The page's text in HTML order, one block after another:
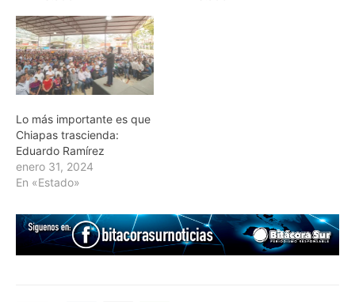
Lo más importante es que
Chiapas trascienda:
Eduardo Ramírez
enero 31, 2024
En «Estado»